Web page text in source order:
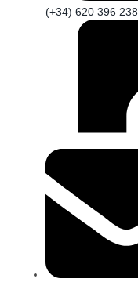
(+34) 620 396 238